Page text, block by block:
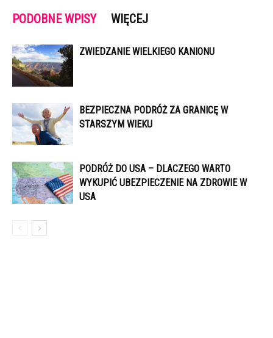
PODOBNE WPISY WIĘCEJ
ZWIEDZANIE WIELKIEGO KANIONU
BEZPIECZNA PODRÓŻ ZA GRANICĘ W
STARSZYM WIEKU
PODRÓŻ DO USA – DLACZEGO WARTO
WYKUPIĆ UBEZPIECZENIE NA ZDROWIE W
USA